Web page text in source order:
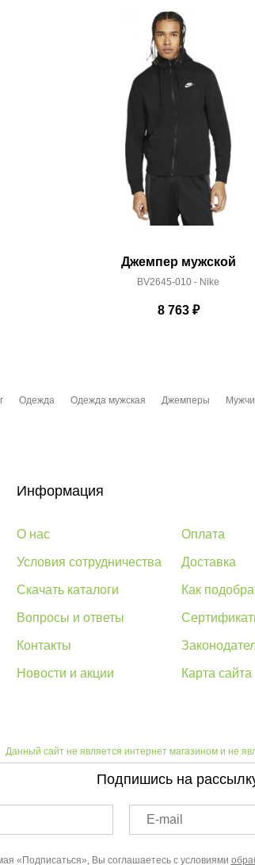
доставки
Джемпер мужской
BV2645-010 - Nike
8 763₽
Одежда Одежда мужская Джемперы
Информация
О нас
Условия сотрудничества
Скачать каталоги
Вопросы и ответы
Контакты
Новости и акции
Оплата
Доставка
Как
Карта сайта
Данный сайт не является интернет магазином и не
Подпишись на
E-mail
«Подписаться», Вы соглашаетесь с условиями